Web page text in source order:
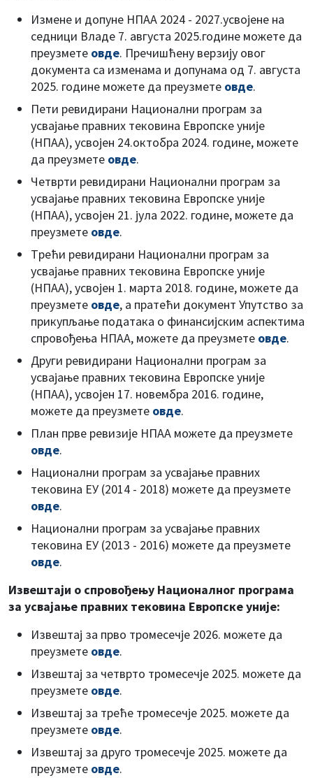
Измене и допуне НПАА 2024 - 2027.усвојене на
седници Владе 7. августа 2025.године можете да
преузмете овде. Пречишћену верзију овог
документа са изменама и допунама од 7. августа
2025. године можете да преузмете овде.
Пети ревидирани Национални програм за
усвајање правних тековина Европске уније
(НПАА), усвојен 24.октобра 2024. године, можете
да преузмете овде.
Четврти ревидирани Национални програм за
усвајање правних тековина Европске уније
(НПАА), усвојен 21. јула 2022. године, можете да
преузмете овде.
Tрећи ревидирани Национални програм за
усвајање правних тековина Европске уније
(НПАА), усвојен 1. марта 2018. године, можете да
преузмете овде, a пратећи документ Упутство за
прикупљање података о финансијским аспектима
спровођења НПАА, можете да преузмете овде.
Други ревидирани Национални програм за
усвајање правних тековина Европске уније
(НПАА), усвојен 17. новембра 2016. године,
можете да преузмете овде.
План прве ревизије НПАА можете да преузмете
овде.
Национални програм за усвајање правних
тековина ЕУ (2014 - 2018) можете да преузмете
овде.
Национални програм за усвајање правних
тековина ЕУ (2013 - 2016) можете да преузмете
овде.
Извештаји о спровођењу Националног програма
за усвајање правних тековина Европске уније:
Извештај за прво тромесечје 2026. можете да
преузмете овде.
Извештај за четврто тромесечје 2025. можете да
преузмете овде.
Извештај за треће тромесечје 2025. можете да
преузмете овде.
Извештај за друго тромесечје 2025. можете да
преузмете овде.